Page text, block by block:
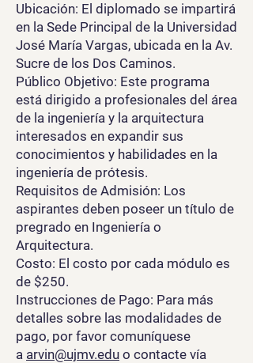
Ubicación: El diplomado se impartirá
en la Sede Principal de la Universidad
José María Vargas, ubicada en la Av.
Sucre de los Dos Caminos.
Público Objetivo: Este programa
está dirigido a profesionales del área
de la ingeniería y la arquitectura
interesados en expandir sus
conocimientos y habilidades en la
ingeniería de prótesis.
Requisitos de Admisión: Los
aspirantes deben poseer un título de
pregrado en Ingeniería o
Arquitectura.
Costo: El costo por cada módulo es
de $250.
Instrucciones de Pago: Para más
detalles sobre las modalidades de
pago, por favor comuníquese
a arvin@ujmv.edu o contacte vía